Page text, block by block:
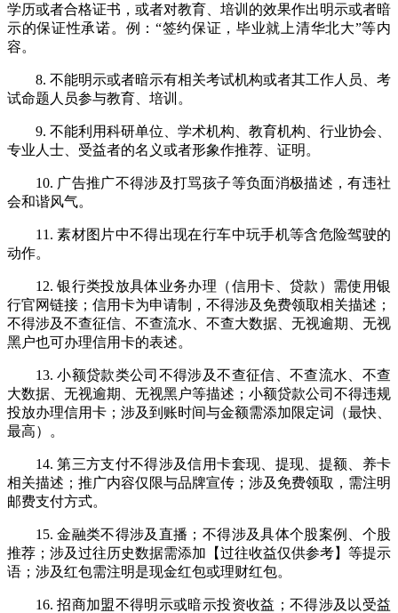
学历或者合格证书，或者对教育、培训的效果作出明示或者暗
示的保证性承诺。例：“签约保证，毕业就上清华北大”等内
容。
8. 不能明示或者暗示有相关考试机构或者其工作人员、考
试命题人员参与教育、培训。
9. 不能利用科研单位、学术机构、教育机构、行业协会、
专业人士、受益者的名义或者形象作推荐、证明。
10. 广告推广不得涉及打骂孩子等负面消极描述，有违社
会和谐风气。
11. 素材图片中不得出现在行车中玩手机等含危险驾驶的
动作。
12. 银行类投放具体业务办理（信用卡、贷款）需使用银
行官网链接；信用卡为申请制，不得涉及免费领取相关描述；
不得涉及不查征信、不查流水、不查大数据、无视逾期、无视
黑户也可办理信用卡的表述。
13. 小额贷款类公司不得涉及不查征信、不查流水、不查
大数据、无视逾期、无视黑户等描述；小额贷款公司不得违规
投放办理信用卡；涉及到账时间与金额需添加限定词（最快、
最高）。
14. 第三方支付不得涉及信用卡套现、提现、提额、养卡
相关描述；推广内容仅限与品牌宣传；涉及免费领取，需注明
邮费支付方式。
15. 金融类不得涉及直播；不得涉及具体个股案例、个股
推荐；涉及过往历史数据需添加【过往收益仅供参考】等提示
语；涉及红包需注明是现金红包或理财红包。
16. 招商加盟不得明示或暗示投资收益；不得涉及以受益